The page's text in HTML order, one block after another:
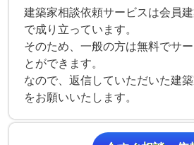
建築家相談依頼サービスは会員
で成り立っています。
そのため、一般の方は無料でサ
とができます。
なので、返信していただいた建
をお願いいたします。